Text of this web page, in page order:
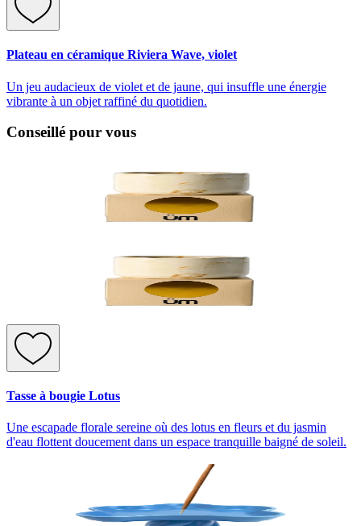
Plateau en céramique Riviera Wave, violet
Un jeu audacieux de violet et de jaune, qui insuffle une énergie
vibrante à un objet raffiné du quotidien.
Conseillé pour vous
Tasse à bougie Lotus
Une escapade florale sereine où des lotus en fleurs et du jasmin
d'eau flottent doucement dans un espace tranquille baigné de soleil.